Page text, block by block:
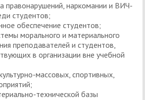
правонарушений, наркомании и ВИЧ-
студентов;
обеспечение студентов;
морального и материального
преподавателей и студентов,
в организации вне учебной
массовых, спортивных,
технической базы